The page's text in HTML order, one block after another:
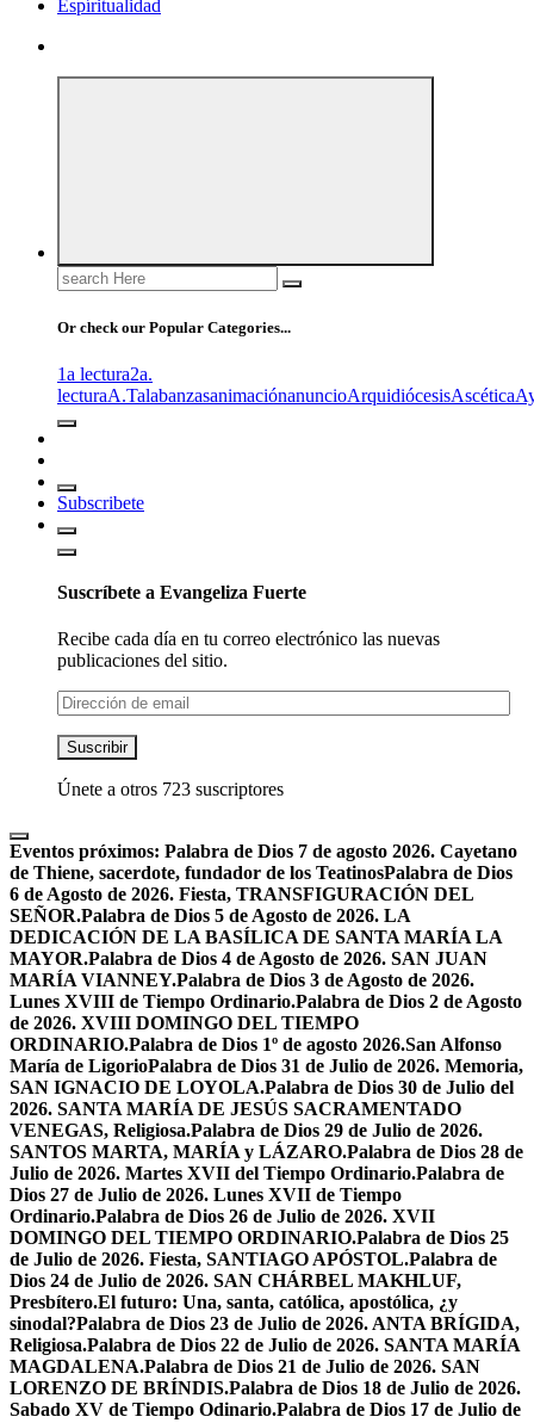
Espíritualidad
Search
for:
Or check our Popular Categories...
1a lectura2a.
lecturaA.TalabanzasanimaciónanuncioArquidiócesisAscética
Subscribete
Suscríbete a Evangeliza Fuerte
Recibe cada día en tu correo electrónico las nuevas
publicaciones del sitio.
Dirección
de
email
Suscribir
Únete a otros 723 suscriptores
Eventos próximos: Palabra de Dios 7 de agosto 2026. Cayetano
de Thiene, sacerdote, fundador de los TeatinosPalabra de Dios
6 de Agosto de 2026. Fiesta, TRANSFIGURACIÓN DEL
SEÑOR.Palabra de Dios 5 de Agosto de 2026. LA
DEDICACIÓN DE LA BASÍLICA DE SANTA MARÍA LA
MAYOR.Palabra de Dios 4 de Agosto de 2026. SAN JUAN
MARÍA VIANNEY.Palabra de Dios 3 de Agosto de 2026.
Lunes XVIII de Tiempo Ordinario.Palabra de Dios 2 de Agosto
de 2026. XVIII DOMINGO DEL TIEMPO
ORDINARIO.Palabra de Dios 1º de agosto 2026.San Alfonso
María de LigorioPalabra de Dios 31 de Julio de 2026. Memoria,
SAN IGNACIO DE LOYOLA.Palabra de Dios 30 de Julio del
2026. SANTA MARÍA DE JESÚS SACRAMENTADO
VENEGAS, Religiosa.Palabra de Dios 29 de Julio de 2026.
SANTOS MARTA, MARÍA y LÁZARO.Palabra de Dios 28 de
Julio de 2026. Martes XVII del Tiempo Ordinario.Palabra de
Dios 27 de Julio de 2026. Lunes XVII de Tiempo
Ordinario.Palabra de Dios 26 de Julio de 2026. XVII
DOMINGO DEL TIEMPO ORDINARIO.Palabra de Dios 25
de Julio de 2026. Fiesta, SANTIAGO APÓSTOL.Palabra de
Dios 24 de Julio de 2026. SAN CHÁRBEL MAKHLUF,
Presbítero.El futuro: Una, santa, católica, apostólica, ¿y
sinodal?Palabra de Dios 23 de Julio de 2026. ANTA BRÍGIDA,
Religiosa.Palabra de Dios 22 de Julio de 2026. SANTA MARÍA
MAGDALENA.Palabra de Dios 21 de Julio de 2026. SAN
LORENZO DE BRÍNDIS.Palabra de Dios 18 de Julio de 2026.
Sabado XV de Tiempo Odinario.Palabra de Dios 17 de Julio de